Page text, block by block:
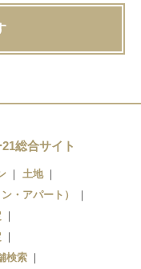
総合サイト
土地
・アパート）
検索